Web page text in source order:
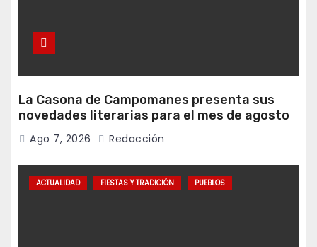
La Casona de Campomanes presenta sus
novedades literarias para el mes de agosto
Ago 7, 2026 Redacción
ACTUALIDAD FIESTAS Y TRADICIÓN PUEBLOS